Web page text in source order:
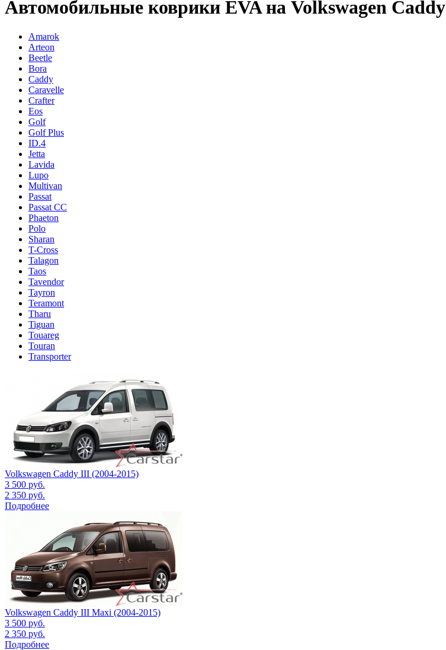
Автомобильные коврики EVA на Volkswagen Caddy
Amarok
Arteon
Beetle
Bora
Caddy
Caravelle
Crafter
Eos
Golf
Golf Plus
ID.4
Jetta
Lavida
Lupo
Multivan
Passat
Passat CC
Phaeton
Polo
Sharan
T-Cross
Talagon
Taos
Tavendor
Tayron
Teramont
Tharu
Tiguan
Touareg
Touran
Transporter
Volkswagen Caddy III (2004-2015)
3 500 руб.
2 350 руб.
Подробнее
Volkswagen Caddy III Maxi (2004-2015)
3 500 руб.
2 350 руб.
Подробнее